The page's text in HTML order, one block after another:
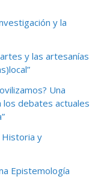
y la
y las artesanías
Una
los debates actuales
Historia y
Epistemología